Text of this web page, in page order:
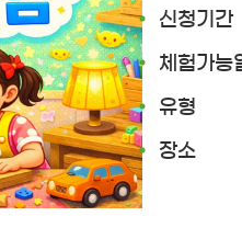
신청기간
체험가능
유형
장소